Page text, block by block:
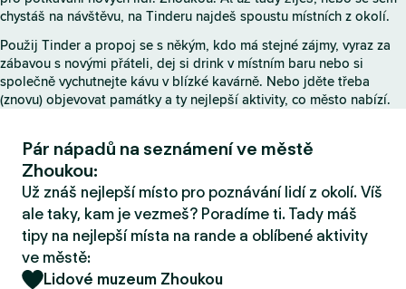
á
k
a
T
i
d
r
chystáš na návštěvu, na Tinderu najdeš spoustu místních z okolí.
Použij Tinder a propoj se s někým, kdo má stejné zájmy, vyraz za
zábavou s novými přáteli, dej si drink v místním baru nebo si
společně vychutnejte kávu v blízké kavárně. Nebo jděte třeba
(znovu) objevovat památky a ty nejlepší aktivity, co město nabízí.
Pár nápadů na seznámení ve městě
Zhoukou:
Už znáš nejlepší místo pro poznávání lidí z okolí. Víš
ale taky, kam je vezmeš? Poradíme ti. Tady máš
tipy na nejlepší místa na rande a oblíbené aktivity
ve městě:
Lidové muzeum Zhoukou